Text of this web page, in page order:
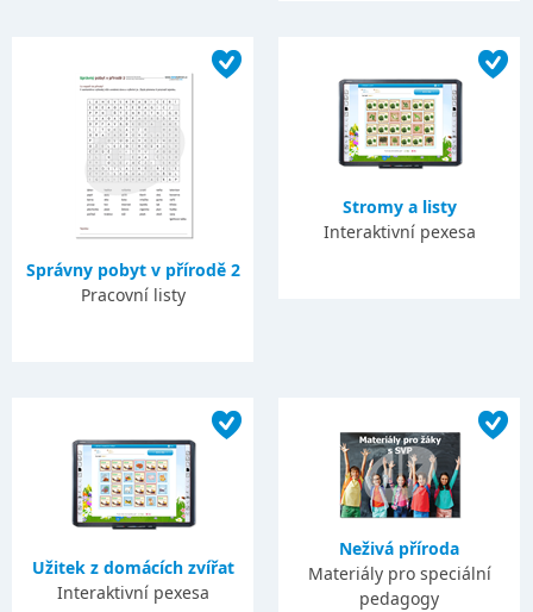
Správny pobyt v přírodě 2
Pracovní listy
Stromy a listy
Interaktivní pexesa
Užitek z domácích zvířat
Interaktivní pexesa
Neživá příroda
Materiály pro speciální
pedagogy